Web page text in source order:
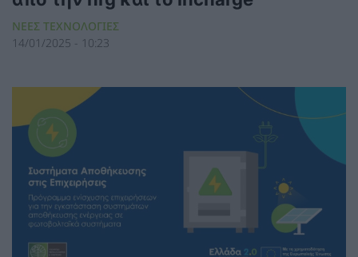
ΝΕΕΣ ΤΕΧΝΟΛΟΓΙΕΣ
14/01/2025 - 10:23